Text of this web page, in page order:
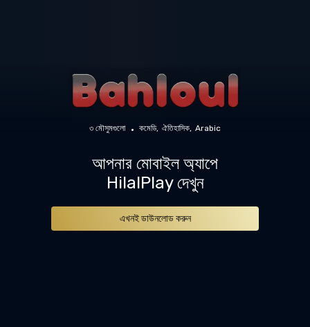
৩ মৌসুমগুলো কমেডি ঐতিহাসিক Arabic
আপনার মোবাইল অ্যাপে
HilalPlay দেখুন
এখনই ডাউনলোড করুন